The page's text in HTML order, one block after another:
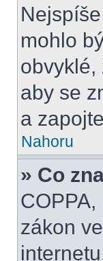
mohlo
obvyklé,
aby se
a
Nahoru
» Co
zákon